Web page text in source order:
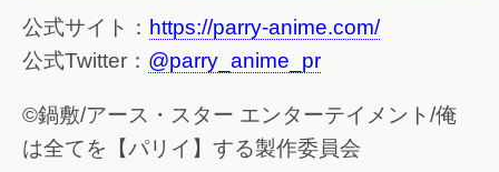
公式サイト： https://parry-anime.com/
公式Twitter： @parry_anime_pr
©鍋敷/アース・スター エンターテイメント/俺
は全てを【パリイ】する製作委員会